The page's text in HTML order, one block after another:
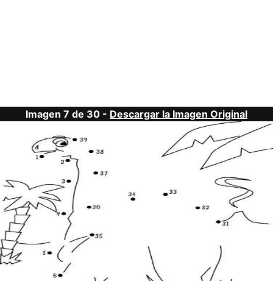
Imagen 7 de 30 - Descargar la Imagen Original